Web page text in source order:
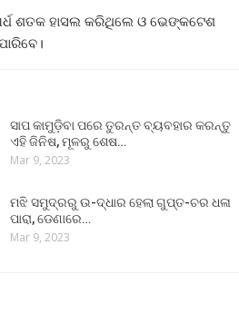
ଶତକ ହାସଲ କରିଥିଲେ ଓ ଭେଙ୍କଟେଶ
ସାପ କାମୁଡ଼ିବା ପରେ ତୁରନ୍ତ ବ୍ୟବହାର କରନ୍ତୁ
ଏହି ଜିନିଷ, ମୂଳରୁ ଶେଷ…
Mar 9, 2023
ମଝି ସମୁଦ୍ରରୁ ଉ-ଦ୍ଧାର ହେଲା ଗୁପ୍ତ-ଚର ଧଳା
ପାରା, ଡେଣାରେ…
Mar 9, 2023